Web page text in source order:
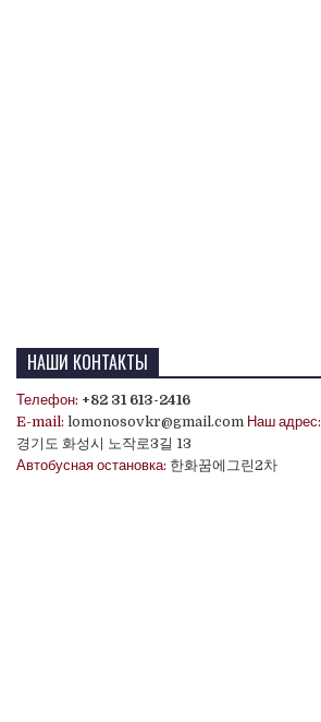
НАШИ КОНТАКТЫ
Телефон: +82 31 613-2416
E-mail: lomonosovkr@gmail.com Наш адрес:
경기도 화성시 노작로3길 13
Автобусная остановка: 한화꿈에그린2차